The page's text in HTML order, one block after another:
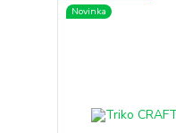
Novinka